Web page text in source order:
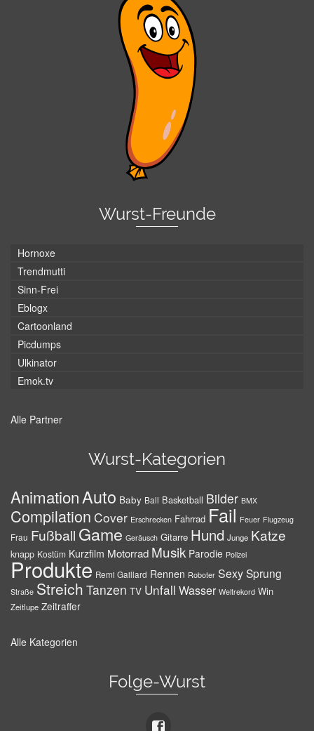
Wurst-Freunde
Hornoxe
Trendmutti
Sinn-Frei
Eblogx
Cartoonland
Picdumps
Ulkinator
Emok.tv
Alle Partner
Wurst-Kategorien
AnimationAuto Baby Ball Basketball Bilder BMX
Compilation Cover Erschrecken Fahrrad Fail Feuer Flugzeug
Frau Fußball Game Geräusch Gitarre Hund Junge Katze
knapp Kostüm Kurzfilm Motorrad Musik Parodie Polizei
Produkte Remi Gaillard Rennen Roboter SexySprung
Straße Streich Tanzen TV Unfall Wasser Weltrekord Win
Zeitlupe Zeitraffer
Alle Kategorien
Folge-Wurst